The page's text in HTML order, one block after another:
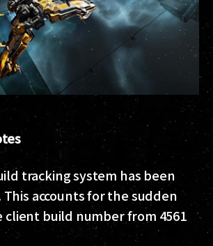
tracking system has been
accounts for the sudden
client build number from 4561